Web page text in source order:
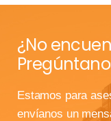
¿No
Estamos para
envíanos un